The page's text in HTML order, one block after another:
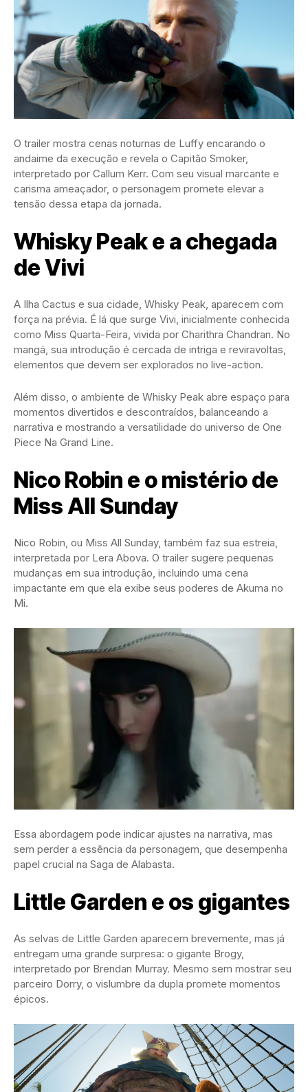
O trailer mostra cenas noturnas de Luffy encarando o
andaime da execução e revela o Capitão Smoker,
interpretado por Callum Kerr. Com seu visual marcante e
carisma ameaçador, o personagem promete elevar a
tensão dessa etapa da jornada.
Whisky Peak e a chegada
de Vivi
A Ilha Cactus e sua cidade, Whisky Peak, aparecem com
força na prévia. É lá que surge Vivi, inicialmente conhecida
como Miss Quarta-Feira, vivida por Charithra Chandran. No
mangá, sua introdução é cercada de intriga e reviravoltas,
elementos que devem ser explorados no live-action.
Além disso, o ambiente de Whisky Peak abre espaço para
momentos divertidos e descontraídos, balanceando a
narrativa e mostrando a versatilidade do universo de One
Piece Na Grand Line.
Nico Robin e o mistério de
Miss All Sunday
Nico Robin, ou Miss All Sunday, também faz sua estreia,
interpretada por Lera Abova. O trailer sugere pequenas
mudanças em sua introdução, incluindo uma cena
impactante em que ela exibe seus poderes de Akuma no
Mi.
Essa abordagem pode indicar ajustes na narrativa, mas
sem perder a essência da personagem, que desempenha
papel crucial na Saga de Alabasta.
Little Garden e os gigantes
As selvas de Little Garden aparecem brevemente, mas já
entregam uma grande surpresa: o gigante Brogy,
interpretado por Brendan Murray. Mesmo sem mostrar seu
parceiro Dorry, o vislumbre da dupla promete momentos
épicos.